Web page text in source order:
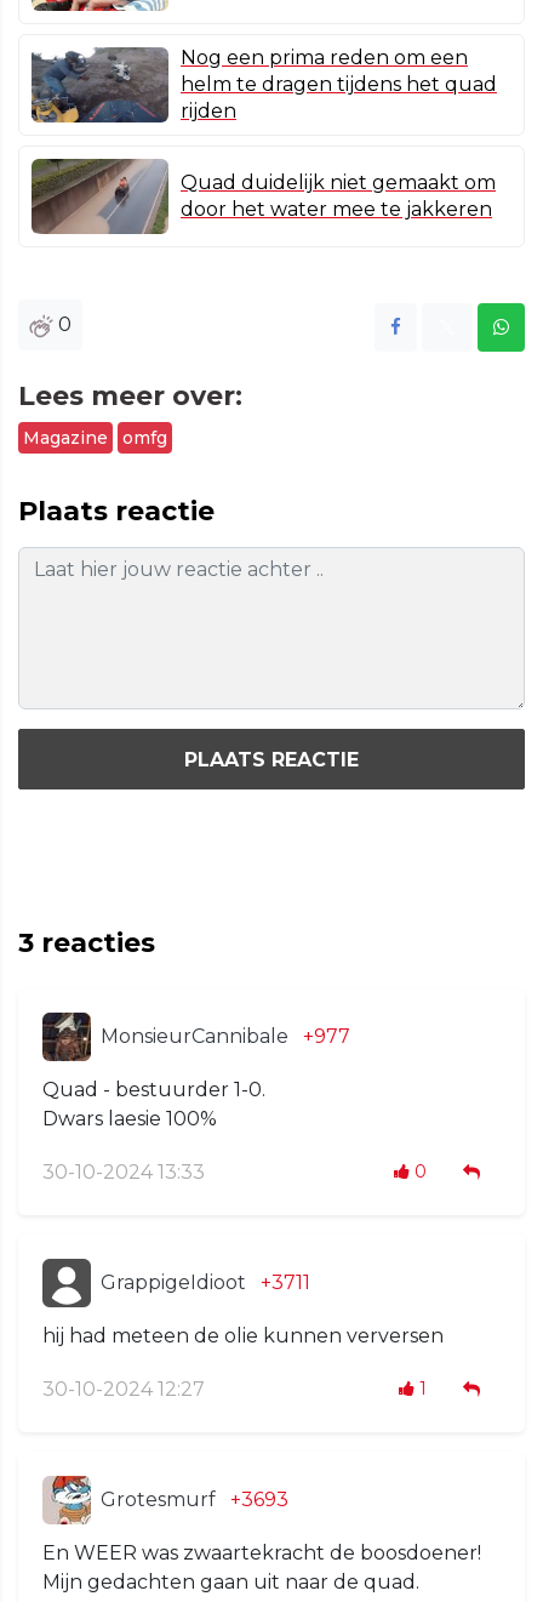
Nog een prima reden om een
helm te dragen tijdens het quad
rijden
Quad duidelijk niet gemaakt om
door het water mee te jakkeren
0
Lees meer over:
Magazine omfg
Plaats reactie
PLAATS REACTIE
3 reacties
MonsieurCannibale +977
Quad - bestuurder 1-0.
Dwars laesie 100%
30-10-2024 13:33 0
GrappigeIdioot +3711
hij had meteen de olie kunnen verversen
30-10-2024 12:27 1
Grotesmurf +3693
En WEER was zwaartekracht de boosdoener!
Mijn gedachten gaan uit naar de quad.